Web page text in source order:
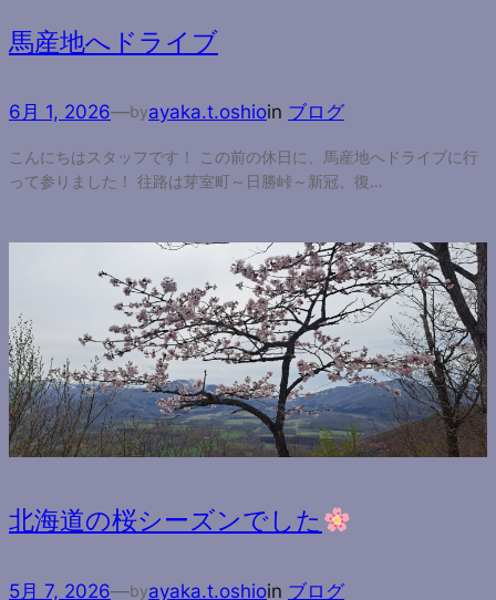
馬産地へドライブ
6月 1, 2026—byayaka.t.oshioin ブログ
こんにちはスタッフです！ この前の休日に、馬産地へドライブに行
って参りました！ 往路は芽室町～日勝峠～新冠、復…
北海道の桜シーズンでした
5月 7, 2026—byayaka.t.oshioin ブログ